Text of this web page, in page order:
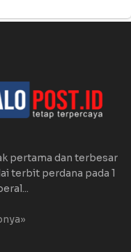
pertama dan terbesar
terbit perdana pada 1